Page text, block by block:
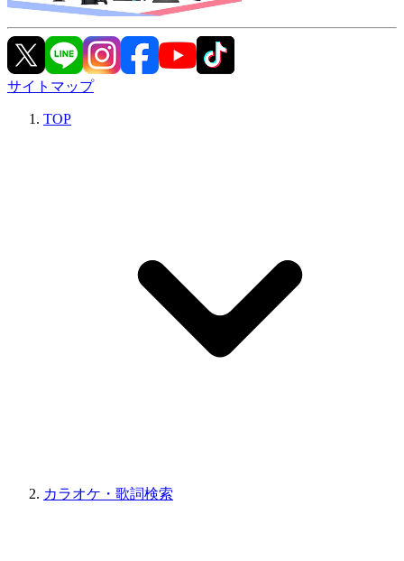
サイトマップ
TOP
カラオケ・歌詞検索